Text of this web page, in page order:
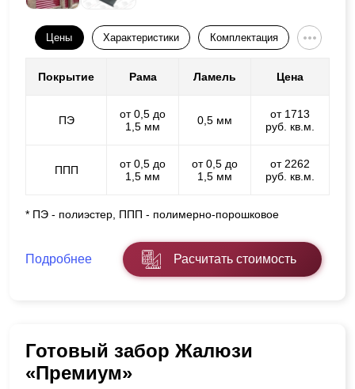
Цены Характеристики Комплектация
Покрытие Рама Ламель Цена
ПЭ
от 0,5 до
1,5 мм
0,5 мм
от 1713
руб. кв.м.
ППП
от 0,5 до
1,5 мм
от 0,5 до
1,5 мм
от 2262
руб. кв.м.
* ПЭ - полиэстер, ППП - полимерно-порошковое
Подробнее Расчитать стоимость
Готовый забор Жалюзи
«Премиум»